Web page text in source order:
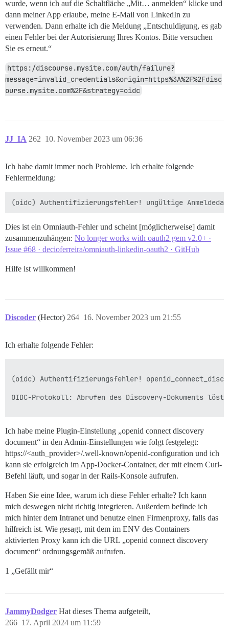
wurde, wenn ich auf die Schaltfläche „Mit… anmelden“ klicke und
dann meiner App erlaube, meine E-Mail von LinkedIn zu
verwenden. Dann erhalte ich die Meldung „Entschuldigung, es gab
einen Fehler bei der Autorisierung Ihres Kontos. Bitte versuchen
Sie es erneut.“
https:/discourse.mysite.com/auth/failure?
message=invalid_credentials&origin=https%3A%2F%2Fdisc
ourse.mysite.com%2F&strategy=oidc
JJ_IA 10. November 2023 um 06:36
262
Ich habe damit immer noch Probleme. Ich erhalte folgende
Fehlermeldung:
Dies ist ein Omniauth-Fehler und scheint [möglicherweise] damit
zusammenzuhängen: No longer works with oauth2 gem v2.0+ ·
Issue #68 · decioferreira/omniauth-linkedin-oauth2 · GitHub
Hilfe ist willkommen!
Discoder (Hector) 16. November 2023 um 21:55
264
Ich erhalte folgende Fehler:
(oidc) Authentifizierungsfehler!
OIDC-Protokoll: Abrufen des Discovery-Dokuments
Ich habe meine Plugin-Einstellung „openid connect discovery
document“ in den Admin-Einstellungen wie folgt festgelegt:
https://<auth_provider>/.well-known/openid-configuration und ich
kann sie erfolgreich im App-Docker-Container, der mit einem Curl-
Befehl läuft, und sogar in der Rails-Konsole aufrufen.
Haben Sie eine Idee, warum ich diese Fehler erhalte? Ich kann
mich deswegen nicht richtig integrieren. Außerdem befinde ich
mich hinter dem Intranet und benutze einen Firmenproxy, falls das
hilfreich ist. Wie gesagt, mit dem im ENV des Containers
aktivierten Proxy kann ich die URL „openid connect discovery
document“ ordnungsgemäß aufrufen.
1 „Gefällt mir“
JammyDodger Hat dieses Thema aufgeteilt,
17. April 2024 um 11:59
266